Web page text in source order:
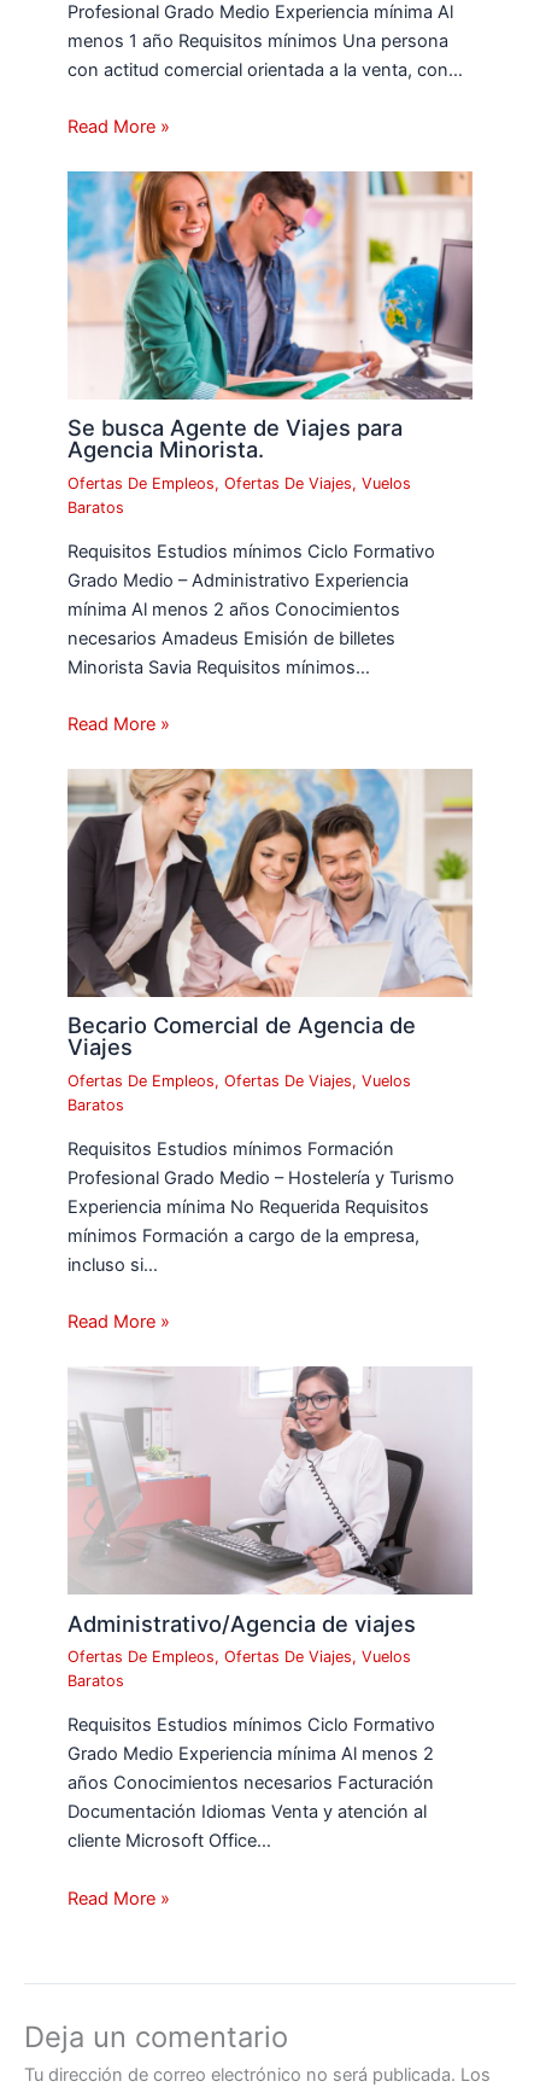
Profesional Grado Medio Experiencia mínima Al
menos 1 año Requisitos mínimos Una persona
con actitud comercial orientada a la venta, con…
Read More »
Se busca Agente de Viajes para
Agencia Minorista.
Ofertas De Empleos,Ofertas De Viajes,Vuelos
Baratos
Requisitos Estudios mínimos Ciclo Formativo
Grado Medio – Administrativo Experiencia
mínima Al menos 2 años Conocimientos
necesarios Amadeus Emisión de billetes
Minorista Savia Requisitos mínimos…
Read More »
Becario Comercial de Agencia de
Viajes
Ofertas De Empleos,Ofertas De Viajes,Vuelos
Baratos
Requisitos Estudios mínimos Formación
Profesional Grado Medio – Hostelería y Turismo
Experiencia mínima No Requerida Requisitos
mínimos Formación a cargo de la empresa,
incluso si…
Read More »
Administrativo/Agencia de viajes
Ofertas De Empleos,Ofertas De Viajes,Vuelos
Baratos
Requisitos Estudios mínimos Ciclo Formativo
Grado Medio Experiencia mínima Al menos 2
años Conocimientos necesarios Facturación
Documentación Idiomas Venta y atención al
cliente Microsoft Office…
Read More »
Deja un comentario
Tu dirección de correo electrónico no será publicada. Los